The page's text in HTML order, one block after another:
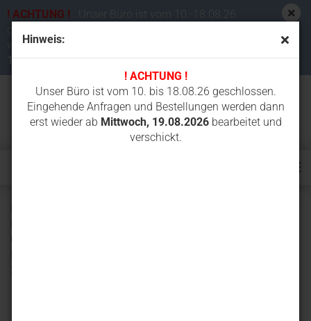
Hinweis:
! ACHTUNG !
Unser Büro ist vom 10. bis 18.08.26 geschlossen.
Eingehende Anfragen und Bestellungen werden dann
erst wieder ab Mittwoch, 19.08.2026bearbeitet und
verschickt.
! ACHTUNG !
Unser Büro ist vom 10.-18.08.26
werden dann erst wieder ab
19.08.2026bearbeitet und verschickt.